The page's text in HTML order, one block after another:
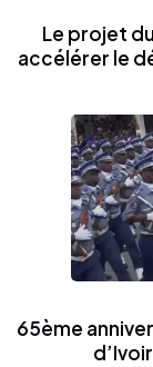
Le projet
accélérer le
65ème